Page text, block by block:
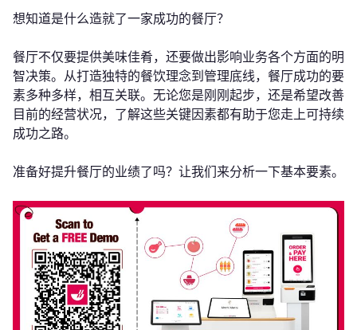
想知道是什么造就了一家成功的餐厅？
餐厅不仅要提供美味佳肴，还要做出影响业务各个方面的明
智决策。从打造独特的餐饮理念到管理底线，餐厅成功的要
素多种多样，相互关联。无论您是刚刚起步，还是希望改善
目前的经营状况，了解这些关键因素都有助于您走上可持续
成功之路。
准备好提升餐厅的业绩了吗？让我们来分析一下基本要素。